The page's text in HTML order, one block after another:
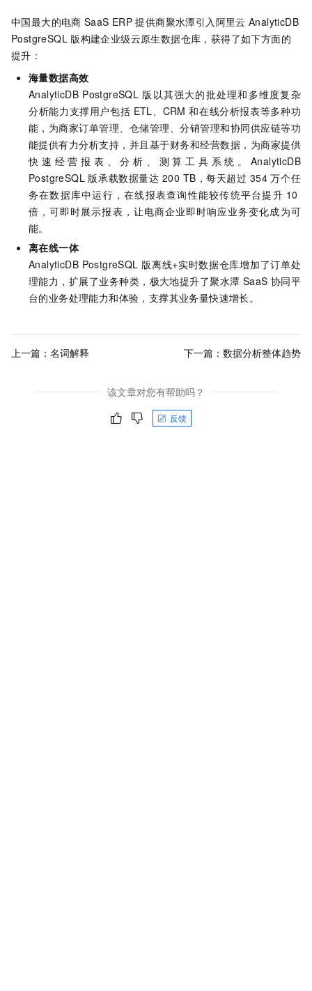
中国最大的电商 SaaS ERP 提供商聚水潭引入阿里云 AnalyticDB
PostgreSQL 版构建企业级云原生数据仓库，获得了如下方面的
提升：
海量数据高效
AnalyticDB PostgreSQL 版 以其强大的批处理和多维度复杂
分析能力支撑用户包括 ETL、CRM 和在线分析报表等多种功
能，为商家订单管理、仓储管理、分销管理和协同供应链等功
能提供有力分析支持，并且基于财务和经营数据，为商家提供
快速经营报表、分析、测算工具系统。 AnalyticDB
PostgreSQL 版承载数据量达 200 TB，每天超过 354 万个任
务在数据库中运行，在线报表查询性能较传统平台提升 10
倍，可即时展示报表，让电商企业即时响应业务变化成为可
能。
离在线一体
AnalyticDB PostgreSQL 版离线+实时数据仓库增加了订单处
理能力，扩展了业务种类，极大地提升了聚水潭 SaaS 协同平
台的业务处理能力和体验，支撑其业务量快速增长。
上一篇： 名词解释 下一篇： 数据分析整体趋势
该文章对您有帮助吗？
反馈